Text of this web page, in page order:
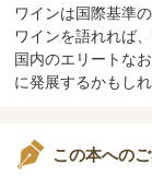
ワインは国際基準
ワインを語れれば
国内のエリートな
に発展するかもしれ
この本への